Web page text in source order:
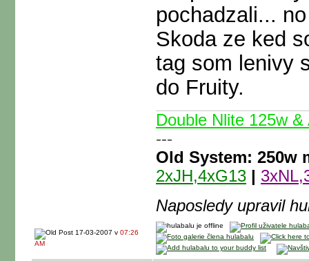
pochadzali...
Skoda ze ked
tag som lenivy
do Fruity.
Double Nlite 125w
---
Old System: 250w
2xJH,4xG13 |
Naposledy upravil
17-03-2007 v 07:26
AM